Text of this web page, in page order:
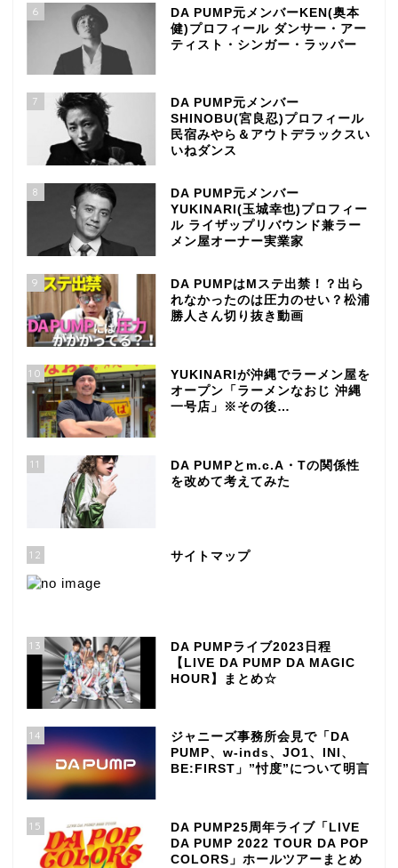
6
DA PUMP元メンバーKEN(奥本
健)プロフィール ダンサー・アー
ティスト・シンガー・ラッパー
7
DA PUMP元メンバー
SHINOBU(宮良忍)プロフィール
民宿みやら＆アウトデラックスい
いねダンス
8
DA PUMP元メンバー
YUKINARI(玉城幸也)プロフィー
ル ライザップリバウンド兼ラー
メン屋オーナー実業家
9
DA PUMPはMステ出禁！？出ら
れなかったのは圧力のせい？松浦
勝人さん切り抜き動画
10
YUKINARIが沖縄でラーメン屋を
オープン「ラーメンなおじ 沖縄
一号店」※その後…
11
DA PUMPとm.c.A・Tの関係性
を改めて考えてみた
12 サイトマップ
13
DA PUMPライブ2023日程
【LIVE DA PUMP DA MAGIC
HOUR】まとめ☆
14
ジャニーズ事務所会見で「DA
PUMP、w-inds、JO1、INI、
BE:FIRST」”忖度”について明言
15
DA PUMP25周年ライブ「LIVE
DA PUMP 2022 TOUR DA POP
COLORS」ホールツアーまとめ